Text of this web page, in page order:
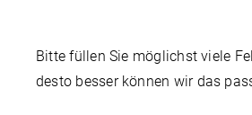
Bitte füllen Sie möglichst viele
desto besser können wir das